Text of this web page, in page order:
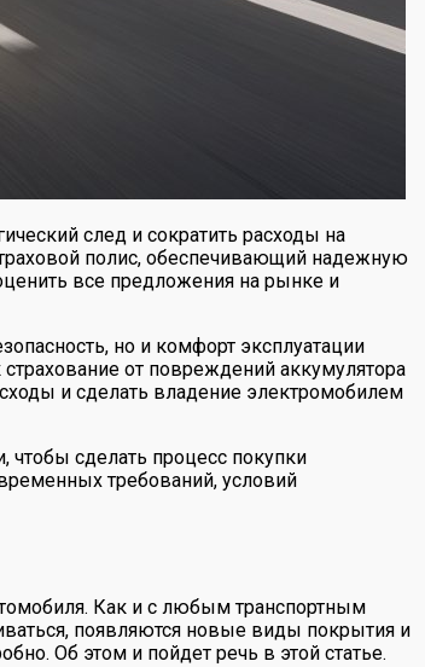
след и сократить расходы на
полис, обеспечивающий надежную
все предложения на рынке и
но и комфорт эксплуатации
от повреждений аккумулятора
и сделать владение электромобилем
чтобы сделать процесс покупки
требований, условий
Как и с любым транспортным
появляются новые виды покрытия и
Об этом и пойдет речь в этой статье.